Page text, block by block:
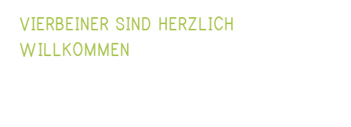
VIERBEINER SIND HERZLICH
WILLKOMMEN